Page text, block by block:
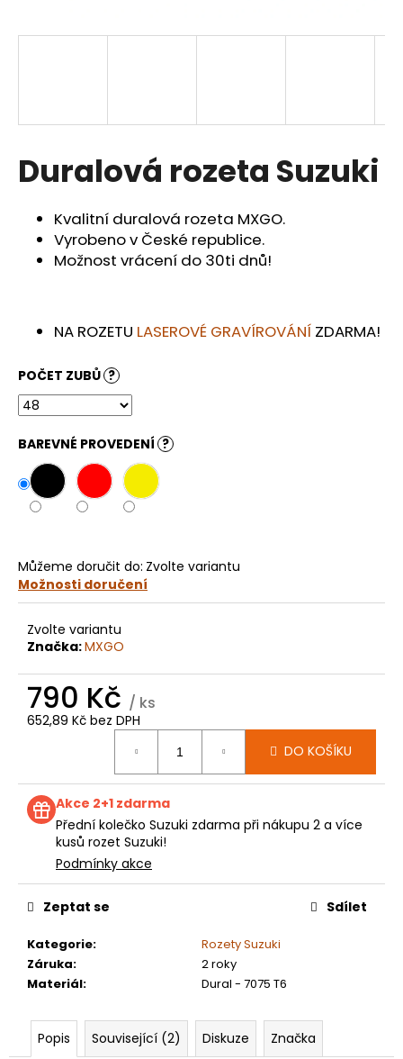
Duralová rozeta Suzuki
Kvalitní duralová rozeta MXGO.
Vyrobeno v České republice.
Možnost vrácení do 30ti dnů!
NA ROZETU LASEROVÉ GRAVÍROVÁNÍ ZDARMA!
POČET ZUBŮ ?
BAREVNÉ PROVEDENÍ ?
Můžeme doručit do: Zvolte variantu
Možnosti doručení
Zvolte variantu
Značka:MXGO
790 Kč / ks
652,89 Kč bez DPH
DO KOŠÍKU
Akce 2+1 zdarma
Přední kolečko Suzuki zdarma při nákupu 2 a více
kusů rozet Suzuki!
Podmínky akce
Kategorie:
Rozety Suzuki
Záruka:
2 roky
Materiál: Dural - 7075 T6
Zeptat se Sdílet
Popis Související (2) Diskuze Značka
j
?
HLEDAT
r
u
č
j
m
KOLEČKO
FANTIC
XXF
450
24)
E427
199
Kč